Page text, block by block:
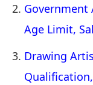
Government
Age Limit,
Drawing